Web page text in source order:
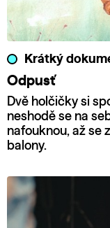
Krátký
Odpusť
Dvě holčičky si
neshodě se na
nafouknou, až se
balony.